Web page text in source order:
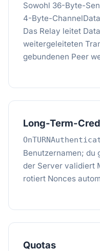
Sowohl 36-Byte-
4-Byte-
Das Relay leitet
weitergeleiteten
gebundenen Peer
Long-Term-
Benutzernamen;
der Server validiert
rotiert Nonces
Quotas